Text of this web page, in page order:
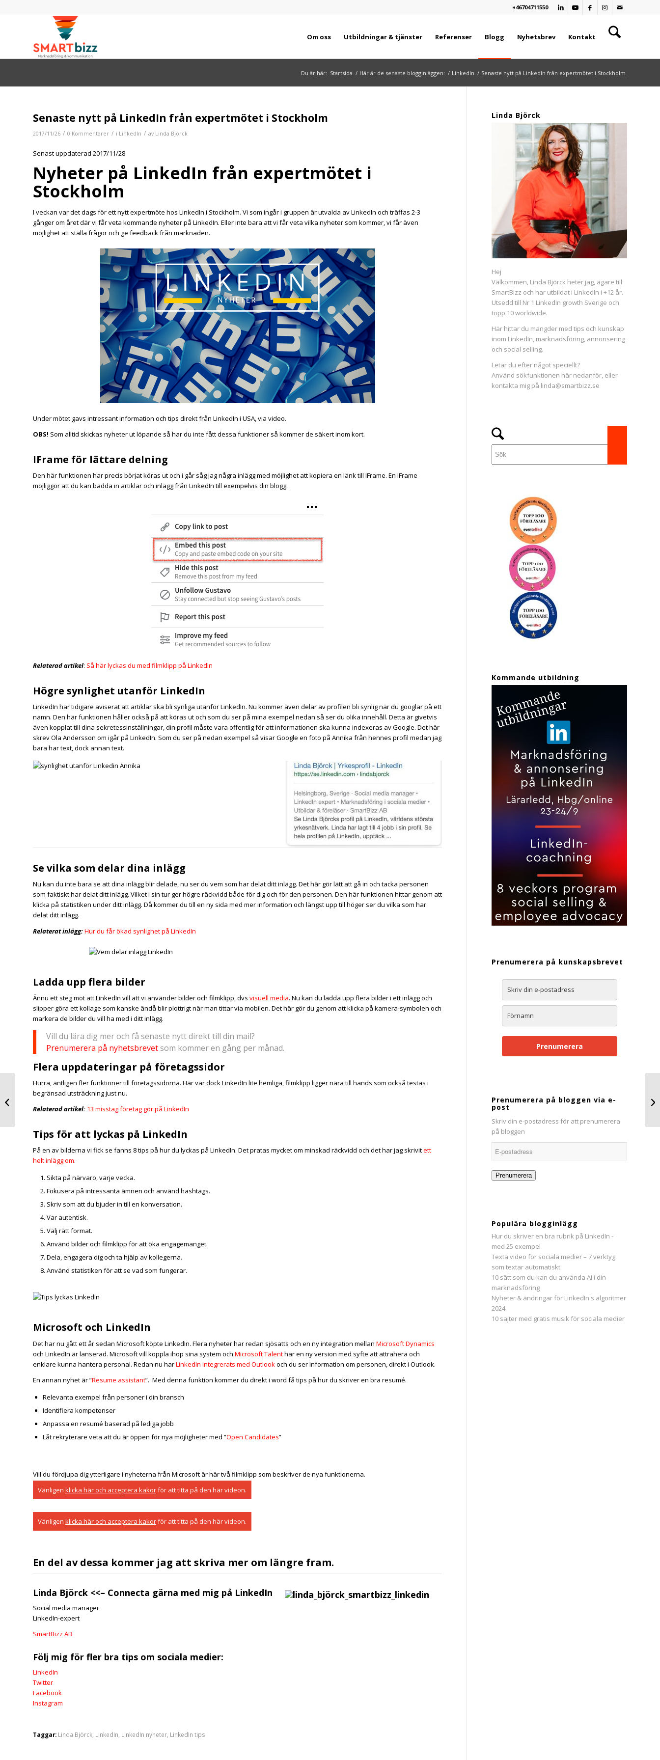
+46704711550
Om oss Utbildningar & tjänster Referenser Blogg Nyhetsbrev Kontakt
Du är här: Startsida / Här är de senaste blogginläggen: / LinkedIn / Senaste nytt på LinkedIn från expertmötet i Stockholm
Senaste nytt på LinkedIn från expertmötet i Stockholm
2017/11/26 / 0 Kommentarer / i LinkedIn / av Linda Björck
Senast uppdaterad 2017/11/28
Nyheter på LinkedIn från expertmötet i
Stockholm
I veckan var det dags för ett nytt expertmöte hos LinkedIn i Stockholm. Vi som ingår i gruppen är utvalda av LinkedIn och träffas 2-3
gånger om året där vi får veta kommande nyheter på LinkedIn. Eller inte bara att vi får veta vilka nyheter som kommer, vi får även
möjlighet att ställa frågor och ge feedback från marknaden.
Under mötet gavs intressant information och tips direkt från LinkedIn i USA, via video.
OBS! Som alltid skickas nyheter ut löpande så har du inte fått dessa funktioner så kommer de säkert inom kort.
IFrame för lättare delning
Den här funktionen har precis börjat köras ut och i går såg jag några inlägg med möjlighet att kopiera en länk till IFrame. En IFrame
möjliggör att du kan bädda in artiklar och inlägg från LinkedIn till exempelvis din blogg.
Relaterad artikel: Så här lyckas du med filmklipp på LinkedIn
Högre synlighet utanför LinkedIn
LinkedIn har tidigare aviserat att artiklar ska bli synliga utanför LinkedIn. Nu kommer även delar av profilen bli synlig när du googlar på ett
namn. Den här funktionen håller också på att köras ut och som du ser på mina exempel nedan så ser du olika innehåll. Detta är givetvis
även kopplat till dina sekretessinställningar, din profil måste vara offentlig för att informationen ska kunna indexeras av Google. Det här
skrev Ola Andersson om igår på LinkedIn. Som du ser på nedan exempel så visar Google en foto på Annika från hennes profil medan jag
bara har text, dock annan text.
Se vilka som delar dina inlägg
Nu kan du inte bara se att dina inlägg blir delade, nu ser du vem som har delat ditt inlägg. Det här gör lätt att gå in och tacka personen
som faktiskt har delat ditt inlägg. Vilket i sin tur ger högre räckvidd både för dig och för den personen. Den här funktionen hittar genom att
klicka på statistiken under ditt inlägg. Då kommer du till en ny sida med mer information och längst upp till höger ser du vilka som har
delat ditt inlägg.
Relaterat inlägg:Hur du får ökad synlighet på LinkedIn
Ladda upp flera bilder
Ännu ett steg mot att LinkedIn vill att vi använder bilder och filmklipp, dvs visuell media. Nu kan du ladda upp flera bilder i ett inlägg och
slipper göra ett kollage som kanske ändå blir plottrigt när man tittar via mobilen. Det här gör du genom att klicka på kamera-symbolen och
markera de bilder du vill ha med i ditt inlägg.
Vill du lära dig mer och få senaste nytt direkt till din mail?
Prenumerera på nyhetsbrevetsom kommer en gång per månad.
Flera uppdateringar på företagssidor
Hurra, äntligen fler funktioner till företagssidorna. Här var dock LinkedIn lite hemliga, filmklipp ligger nära till hands som också testas i
begränsad utsträckning just nu.
Relaterad artikel: 13 misstag företag gör på LinkedIn
Tips för att lyckas på LinkedIn
På en av bilderna vi fick se fanns 8 tips på hur du lyckas på LinkedIn. Det pratas mycket om minskad räckvidd och det har jag skrivitett
helt inlägg om.
Sikta på närvaro, varje vecka.
Fokusera på intressanta ämnen och använd hashtags.
Skriv som att du bjuder in till en konversation.
Var autentisk.
Välj rätt format.
Använd bilder och filmklipp för att öka engagemanget.
Dela, engagera dig och ta hjälp av kollegerna.
Använd statistiken för att se vad som fungerar.
Microsoft och LinkedIn
Det har nu gått ett år sedan Microsoft köpte LinkedIn. Flera nyheter har redan sjösatts och en ny integration mellan Microsoft Dynamics
och LinkedIn är lanserad. Microsoft vill koppla ihop sina system och Microsoft Talenthar en ny version med syfte att attrahera och
enklare kunna hantera personal. Redan nu harLinkedIn integrerats med Outlook och du ser information om personen, direkt i Outlook.
En annan nyhet är ”Resume assistant”. Med denna funktion kommer du direkt i word få tips på hur du skriver en bra resumé.
Relevanta exempel från personer i din bransch
Identifiera kompetenser
Anpassa en resumé baserad på lediga jobb
Låt rekryterare veta att du är öppen för nya möjligheter med ”Open Candidates”
Vill du fördjupa dig ytterligare i nyheterna från Microsoft är här två filmklipp som beskriver de nya funktionerna.
Vänligen klicka här och acceptera kakorför att titta på den här videon.
Vänligen klicka här och acceptera kakorför att titta på den här videon.
En del av dessa kommer jag att skriva mer om längre fram.
Linda Björck <<– Connecta gärna med mig på LinkedIn
Social media manager
LinkedIn-expert
SmartBizz AB
Följ mig för fler bra tips om sociala medier:
LinkedIn
Twitter
Facebook
Instagram
Taggar: Linda Björck LinkedIn LinkedIn nyheter LinkedIn tips
Linda Björck
Hej
Välkommen, Linda Björck heter jag, ägare till
SmartBizz och har utbildat i LinkedIn i +12 år.
Utsedd till Nr 1 LinkedIn growth Sverige och
topp 10 worldwide.
Här hittar du mängder med tips och kunskap
inom LinkedIn, marknadsföring, annonsering
och social selling.
Letar du efter något speciellt?
Använd sökfunktionen här nedanför, eller
kontakta mig på linda@smartbizz.se
Kommande utbildning
Prenumerera på kunskapsbrevet
Prenumerera
Prenumerera på bloggen via e-
post
Skriv din e-postadress för att prenumerera
på bloggen
postadress
Prenumerera
Populära blogginlägg
Hur du skriver en bra rubrik på LinkedIn -
med 25 exempel
Texta video för sociala medier – 7 verktyg
som textar automatiskt
10 sätt som du kan du använda AI i din
marknadsföring
Nyheter & ändringar för LinkedIn's algoritmer
2024
10 sajter med gratis musik för sociala medier
[ GUIDE ] UPPD 2021 |
Bildstorlek Twitter |
Rätt storlek bilder |